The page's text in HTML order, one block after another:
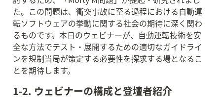
た。この問題は、衝突事故に至る過程における自動運
転ソフトウェアの挙動に関する社会の期待に深く関わ
るものです。本日のウェビナーが、自動運転技術を安
全な方法でテスト・展開するための適切なガイドライ
ンを規制当局が策定する必要性を探求する場となるこ
とを期待します。
1-2. ウェビナーの構成と登壇者紹介